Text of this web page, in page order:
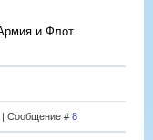
и Флот
| Сообщение # 8